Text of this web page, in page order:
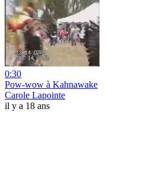
0:30
Pow-wow à Kahnawake
Carole Lapointe
il y a 18 ans